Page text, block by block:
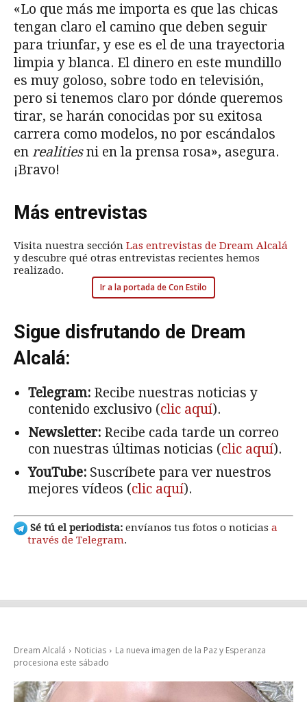
«Lo que más me importa es que las chicas
tengan claro el camino que deben seguir
para triunfar, y ese es el de una trayectoria
limpia y blanca. El dinero en este mundillo
es muy goloso, sobre todo en televisión,
pero si tenemos claro por dónde queremos
tirar, se harán conocidas por su exitosa
carrera como modelos, no por escándalos
en realitiesni en la prensa rosa», asegura.
¡Bravo!
Más entrevistas
Visita nuestra sección Las entrevistas de Dream Alcalá
y descubre qué otras entrevistas recientes hemos
realizado.
Ir a la portada de Con Estilo
Sigue disfrutando de Dream
Alcalá:
Telegram: Recibe nuestras noticias y
contenido exclusivo (clic aquí).
Newsletter: Recibe cada tarde un correo
con nuestras últimas noticias (clic aquí).
YouTube: Suscríbete para ver nuestros
mejores vídeos (clic aquí).
Sé tú el periodista: envíanos tus fotos o noticias a
través de Telegram.